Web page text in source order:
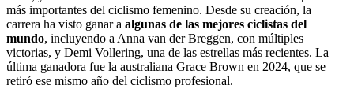
más importantes del ciclismo femenino. Desde su creación, la
carrera ha visto ganar a algunas de las mejores ciclistas del
mundo, incluyendo a Anna van der Breggen, con múltiples
victorias, y Demi Vollering, una de las estrellas más recientes. La
última ganadora fue la australiana Grace Brown en 2024, que se
retiró ese mismo año del ciclismo profesional.